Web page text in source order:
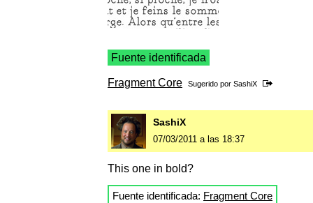
Fuente identificada
Fragment Core Sugerido por SashiX
SashiX
07/03/2011 a las 18:37
This one in bold?
Fuente identificada: Fragment Core